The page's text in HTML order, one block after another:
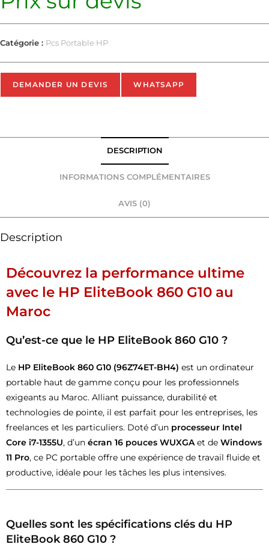
Catégorie : Pcs Portable HP
DEMANDER UN DEVIS WHATSAPP
DESCRIPTION
INFORMATIONS COMPLÉMENTAIRES
AVIS (0)
Description
Découvrez la performance ultime
avec le HP EliteBook 860 G10 au
Maroc
Qu’est-ce que le HP EliteBook 860 G10 ?
Le HP EliteBook 860 G10 (96Z74ET-BH4) est un ordinateur
portable haut de gamme conçu pour les professionnels
exigeants au Maroc. Alliant puissance, durabilité et
technologies de pointe, il est parfait pour les entreprises, les
freelances et les particuliers. Doté d’un processeur Intel
Core i7-1355U, d’un écran 16 pouces WUXGAet de Windows
11 Pro, ce PC portable offre une expérience de travail fluide et
productive, idéale pour les tâches les plus intensives.
Quelles sont les spécifications clés du HP
EliteBook 860 G10 ?